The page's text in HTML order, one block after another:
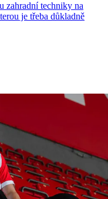
zahradní techniky na
je třeba důkladně